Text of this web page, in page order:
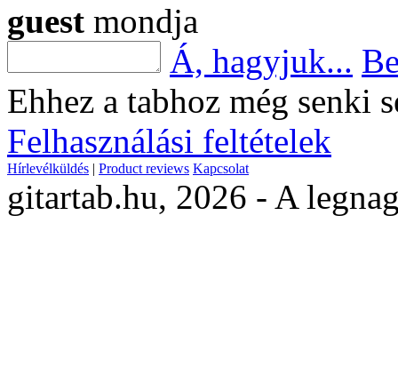
guest mondja
Á, hagyjuk...
Ehhez a tabhoz még senki
Felhasználási feltételek
Hírlevélküldés | Product reviews Kapcsolat
gitartab.hu, 2026 - A